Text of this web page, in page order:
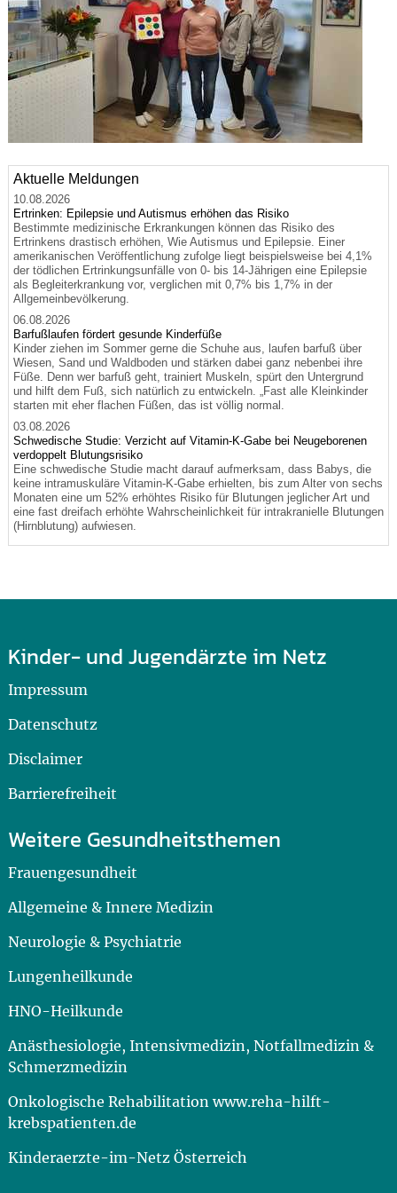
Aktuelle Meldungen
10.08.2026
Ertrinken: Epilepsie und Autismus erhöhen das Risiko
Bestimmte medizinische Erkrankungen können das Risiko des
Ertrinkens drastisch erhöhen, Wie Autismus und Epilepsie. Einer
amerikanischen Veröffentlichung zufolge liegt beispielsweise bei 4,1%
der tödlichen Ertrinkungsunfälle von 0- bis 14-Jährigen eine Epilepsie
als Begleiterkrankung vor, verglichen mit 0,7% bis 1,7% in der
Allgemeinbevölkerung.
06.08.2026
Barfußlaufen fördert gesunde Kinderfüße
Kinder ziehen im Sommer gerne die Schuhe aus, laufen barfuß über
Wiesen, Sand und Waldboden und stärken dabei ganz nebenbei ihre
Füße. Denn wer barfuß geht, trainiert Muskeln, spürt den Untergrund
und hilft dem Fuß, sich natürlich zu entwickeln. „Fast alle Kleinkinder
starten mit eher flachen Füßen, das ist völlig normal.
03.08.2026
Schwedische Studie: Verzicht auf Vitamin-K-Gabe bei Neugeborenen
verdoppelt Blutungsrisiko
Eine schwedische Studie macht darauf aufmerksam, dass Babys, die
keine intramuskuläre Vitamin-K-Gabe erhielten, bis zum Alter von sechs
Monaten eine um 52% erhöhtes Risiko für Blutungen jeglicher Art und
eine fast dreifach erhöhte Wahrscheinlichkeit für intrakranielle Blutungen
(Hirnblutung) aufwiesen.
Kinder- und Jugendärzte im Netz
Impressum
Datenschutz
Disclaimer
Barrierefreiheit
Weitere Gesundheitsthemen
Frauengesundheit
Allgemeine & Innere Medizin
Neurologie & Psychiatrie
Lungenheilkunde
HNO-Heilkunde
Anästhesiologie, Intensivmedizin, Notfallmedizin &
Schmerzmedizin
Onkologische Rehabilitation www.reha-hilft-
krebspatienten.de
Kinderaerzte-im-Netz Österreich